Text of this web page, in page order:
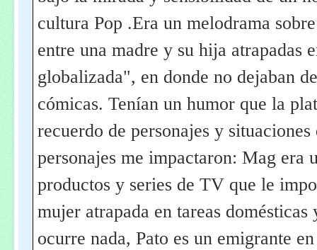
cultura Pop .Era un melodrama
entre una madre y su hija
globalizada", en donde no dejaban
cómicas. Tenían un humor que la
recuerdo de personajes y
personajes me impactaron: Mag era
productos y series de TV que le
mujer atrapada en tareas
ocurre nada, Pato es un emigrante